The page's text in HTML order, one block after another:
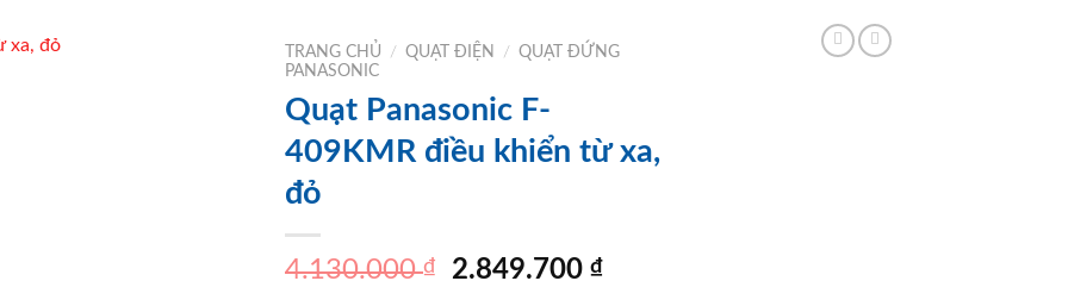
TRANG CHỦ / QUẠT ĐIỆN / QUẠT ĐỨNG
PANASONIC
Quạt Panasonic F-
409KMR điều khiển từ xa,
đỏ
4.130.000₫
Giá
2.849.700₫Giá